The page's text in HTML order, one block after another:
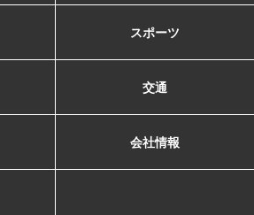
スポーツ
交通
会社情報